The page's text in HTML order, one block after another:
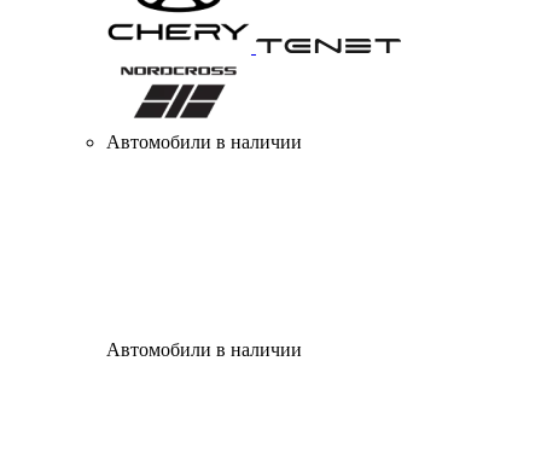
Автомобили в наличии
Автомобили в наличии